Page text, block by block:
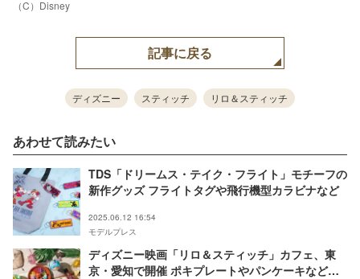
（C）Disney
記事に戻る
ディズニー スティッチ リロ＆スティッチ
あわせて読みたい
TDS「ドリームス・テイク・フライト」モチーフの
新作グッズ フライトタグや飛行機型カラビナなど
2025.06.12 16:54
モデルプレス
ディズニー映画「リロ＆スティッチ」カフェ、東
京・愛知で開催 ポキプレートやパンケーキなど夏